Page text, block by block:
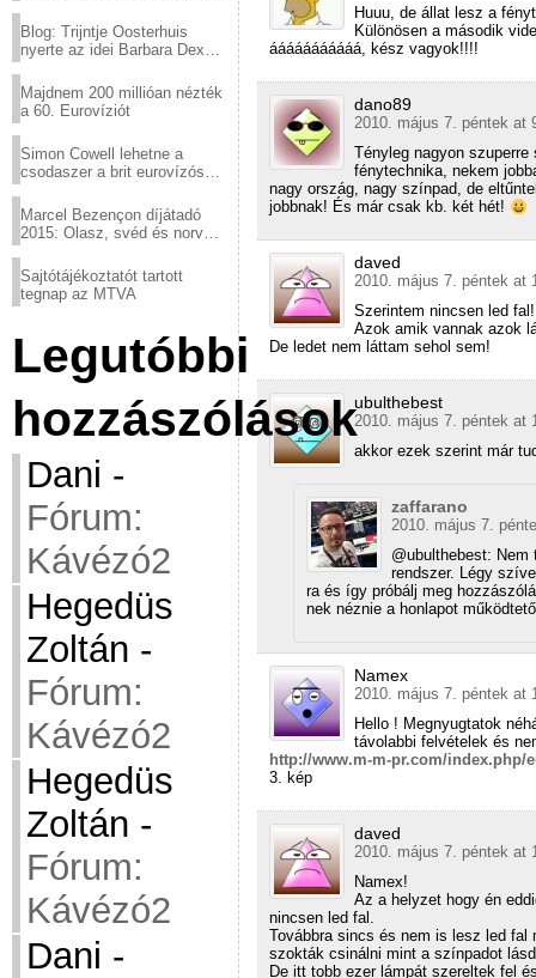
Blog: Trijntje Oosterhuis
nyerte az idei Barbara Dex
Majdnem 200 millióan nézték
a 60. Eurovíziót
Simon Cowell lehetne a
csodaszer a brit eurovízós
Marcel Bezençon díjátadó
2015: Olasz, svéd és norvég
Sajtótájékoztatót tartott
tegnap az MTVA
Legutóbbi
hozzászólások
Dani -
Fórum:
Kávézó2
Hegedüs
Zoltán -
Fórum:
Kávézó2
Hegedüs
Zoltán -
Fórum:
Kávézó2
Dani -
Huuu, de állat lesz a
Különösen a második
ááááááááááá, kész vagyok!!!!
dano89
2010. május 7. péntek at
Tényleg nagyon
fénytechnika, nekem
nagy ország, nagy színpad, de
jobbnak! És már csak kb. két hét!
daved
2010. május 7. péntek at
Szerintem nincsen led fal!
Azok amik vannak azok
De ledet nem láttam sehol sem!
ubulthebest
2010. május 7. péntek at
akkor ezek szerint már
zaffarano
2010. május 7.
@ubulthebest: Nem
rendszer. Légy
ra és így próbálj meg
nek néznie a honlapot
Namex
2010. május 7. péntek at
Hello ! Megnyugtatok
távolabbi felvételek és
http://www.m-m-pr.com/index.php/
3. kép
daved
2010. május 7. péntek at
Namex!
Az a helyzet hogy én
nincsen led fal.
Továbbra sincs és nem is lesz led
szokták csinálni mint a színpadot
De itt tobb ezer lámpát szereltek fel